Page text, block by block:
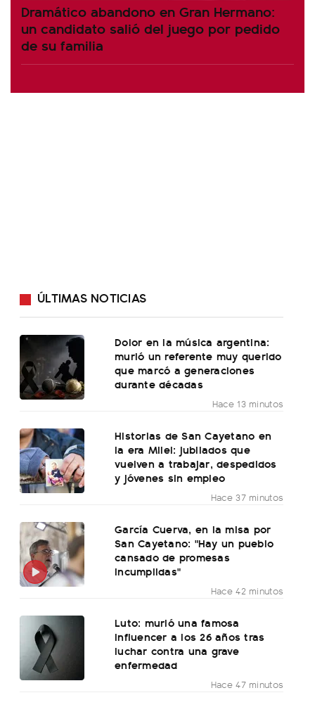
Dramático abandono en Gran Hermano:
un candidato salió del juego por pedido
de su familia
ÚLTIMAS NOTICIAS
Dolor en la música argentina:
murió un referente muy querido
que marcó a generaciones
durante décadas
Hace 13 minutos
Historias de San Cayetano en
la era Milei: jubilados que
vuelven a trabajar, despedidos
y jóvenes sin empleo
Hace 37 minutos
García Cuerva, en la misa por
San Cayetano: "Hay un pueblo
cansado de promesas
incumplidas"
Hace 42 minutos
Luto: murió una famosa
influencer a los 26 años tras
luchar contra una grave
enfermedad
Hace 47 minutos